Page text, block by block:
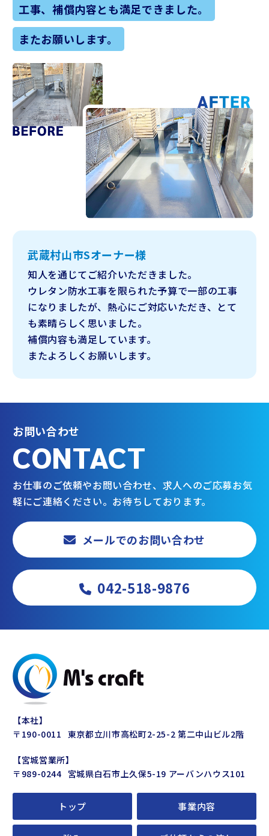
工事、補償内容とも満足できました。
またお願いします。
武蔵村山市Sオーナー様
知人を通じてご紹介いただきました。
ウレタン防水工事を限られた予算で一部の工事
になりましたが、熱心にご対応いただき、とて
も素晴らしく思いました。
補償内容も満足しています。
またよろしくお願いします。
お問い合わせ
CONTACT
お仕事のご依頼やお問い合わせ、求人へのご応募お気
軽にご連絡ください。お待ちしております。
メールでのお問い合わせ
042-518-9876
【本社】
〒190-0011 東京都立川市高松町2-25-2 第二中山ビル2階
【宮城営業所】
〒989-0244 宮城県白石市上久保5-19 アーバンハウス101
トップ 事業内容